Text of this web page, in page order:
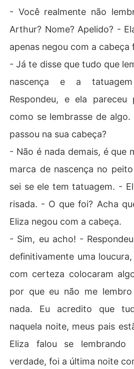
- Você realmente não
Arthur? Nome? Apelido? -
apenas negou com a cabeça
- Já te disse que tudo que
nascença e a
Respondeu, e ela pareceu
como se lembrasse de
passou na sua cabeça?
- Não é nada demais, é que
marca de nascença no
sei se ele tem tatuagem. -
risada. - O que foi? Acha
Eliza negou com a cabeça.
- Sim, eu acho! -
definitivamente uma
com certeza colocaram
por que eu não me lembro
nada. Eu acredito que
naquela noite, meus pais
Eliza falou se lembrando
verdade, foi a última noite